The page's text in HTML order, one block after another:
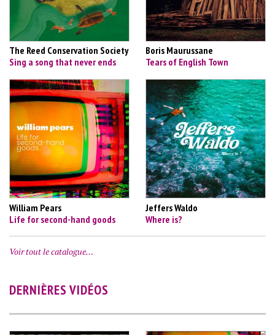
The Reed Conservation Society
Sing a song that never ends
Boris Maurussane
Tears of English Town
William Pears
Life for second-hand goods
Jeffers Waldo
Where is?
Voir tout le catalogue…
DERNIÈRES VIDÉOS